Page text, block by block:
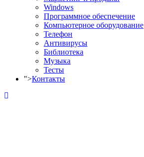
Windows
Программное обеспечение
Компьютерное оборудование
Телефон
Антивирусы
Библиотека
Музыка
Тесты
">Контакты